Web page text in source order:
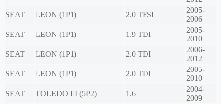
SEAT
LEON (1P1) 2.0 TFSI
2005-
2006
SEAT
LEON (1P1) 1.9 TDI
2005-
2010
SEAT
LEON (1P1) 2.0 TDI
2006-
2012
SEAT
LEON (1P1) 2.0 TDI
2005-
2010
SEAT
TOLEDO III (5P2) 1.6
2004-
2009